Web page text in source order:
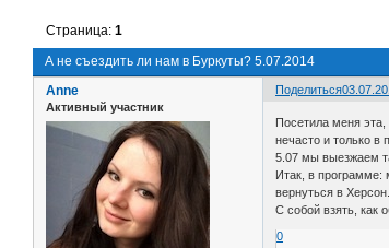
А не съездить ли нам в Буркуты? 5.07.2014
Страница:1
Поделиться
Anne
Активный участник
Посетила меня
нечасто и только
5.07 мы выезжаем
Итак, в программе:
вернуться в
С собой взять, как
0